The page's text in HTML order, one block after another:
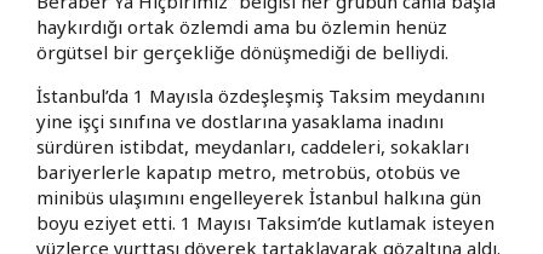
haykırdığı ortak özlemdi ama bu özlemin henüz
örgütsel bir gerçekliğe dönüşmediği de belliydi.
İstanbul’da 1 Mayısla özdeşleşmiş Taksim meydanını
yine işçi sınıfına ve dostlarına yasaklama inadını
sürdüren istibdat, meydanları, caddeleri, sokakları
bariyerlerle kapatıp metro, metrobüs, otobüs ve
minibüs ulaşımını engelleyerek İstanbul halkına gün
boyu eziyet etti. 1 Mayısı Taksim’de kutlamak isteyen
yüzlerce yurttaşı döverek tartaklayarak gözaltına aldı.